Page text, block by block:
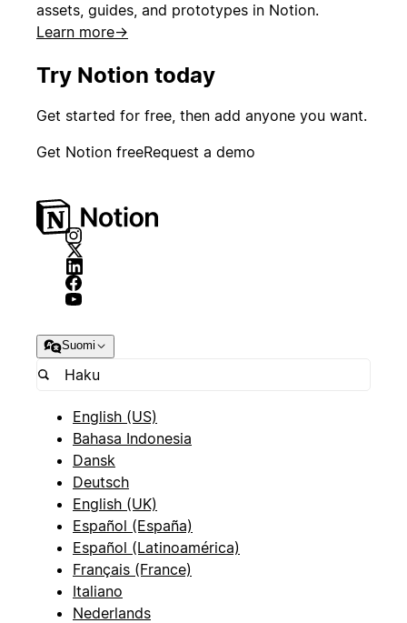
assets, guides, and prototypes in Notion.
Learn more→
Try Notion today
Get started for free, then add anyone you want.
Get Notion freeRequest a demo
Suomi
English (US)
Bahasa Indonesia
Dansk
Deutsch
English (UK)
Español (España)
Español (Latinoamérica)
Français (France)
Italiano
Nederlands